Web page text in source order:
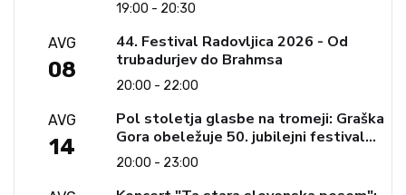
19:00 - 20:30
AVG
08
44. Festival Radovljica 2026 - Od
trubadurjev do Brahmsa
20:00 - 22:00
AVG
14
Pol stoletja glasbe na tromeji: Graška
Gora obeležuje 50. jubilejni festival
narodno-zabavne glasbe
20:00 - 23:00